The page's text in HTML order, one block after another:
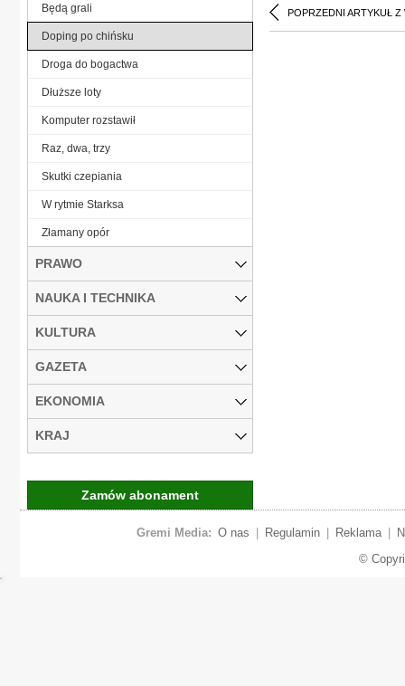
POPRZEDNI ARTYKUŁ Z
Będą grali
Doping po chińsku
Droga do bogactwa
Dłuższe loty
Komputer rozstawił
Raz, dwa, trzy
Skutki czepiania
W rytmie Starksa
Złamany opór
PRAWO
NAUKA I TECHNIKA
KULTURA
GAZETA
EKONOMIA
KRAJ
Zamów abonament
Gremi Media: O nas Regulamin Reklama
©